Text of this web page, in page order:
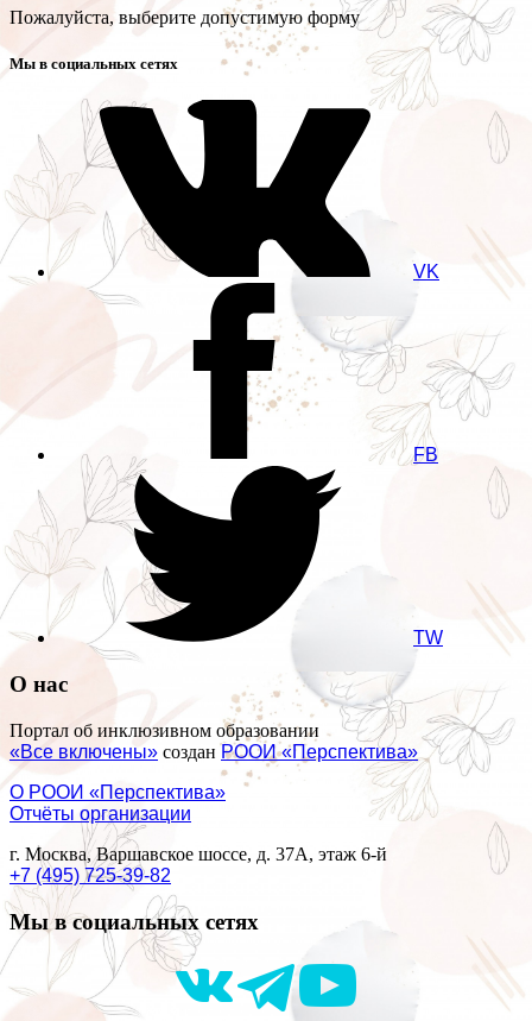
Пожалуйста, выберите допустимую форму
Мы в социальных сетях
VK
FB
TW
О нас
Портал об инклюзивном образовании
«Все включены» созданРООИ «Перспектива»
О РООИ «Перспектива»
Отчёты организации
г. Москва, Варшавское шоссе, д. 37А, этаж 6-й
+7 (495) 725-39-82
Мы в социальных сетях